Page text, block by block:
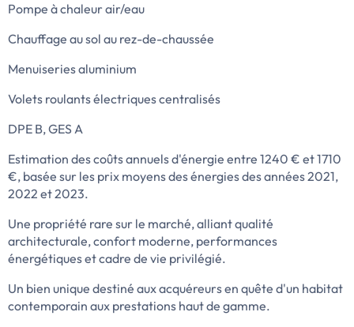
Pompe à chaleur air/eau
Chauffage au sol au rez-de-chaussée
Menuiseries aluminium
Volets roulants électriques centralisés
DPE B, GES A
Estimation des coûts annuels d'énergie entre 1240 € et 1710
€, basée sur les prix moyens des énergies des années 2021,
2022 et 2023.
Une propriété rare sur le marché, alliant qualité
architecturale, confort moderne, performances
énergétiques et cadre de vie privilégié.
Un bien unique destiné aux acquéreurs en quête d'un habitat
contemporain aux prestations haut de gamme.